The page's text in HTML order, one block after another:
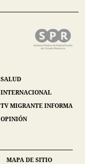
SALUD
INTERNACIONAL
TV MIGRANTE INFORMA
OPINIÓN
MAPA DE SITIO